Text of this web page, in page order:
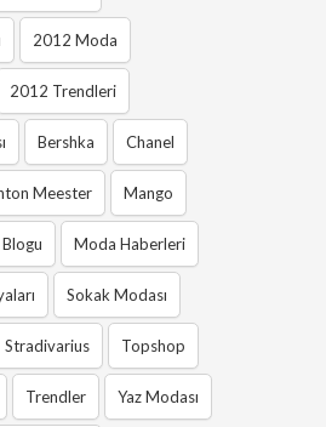
2012 Moda
2012 Trendleri
Bershka Chanel
Meester Mango
Moda Haberleri
Sokak Modası
Stradivarius Topshop
Trendler Yaz Modası